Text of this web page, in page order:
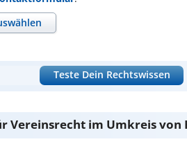
Teste Dein Rechtswissen
Vereinsrecht im Umkreis von